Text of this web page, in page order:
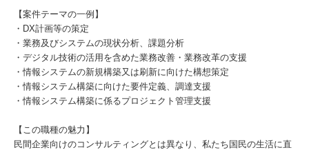
【案件テーマの一例】
・DX計画等の策定
・業務及びシステムの現状分析、課題分析
・デジタル技術の活用を含めた業務改善・業務改革の支援
・情報システムの新規構築又は刷新に向けた構想策定
・情報システム構築に向けた要件定義、調達支援
・情報システム構築に係るプロジェクト管理支援
【この職種の魅力】
民間企業向けのコンサルティングとは異なり、私たち国民の生活に直